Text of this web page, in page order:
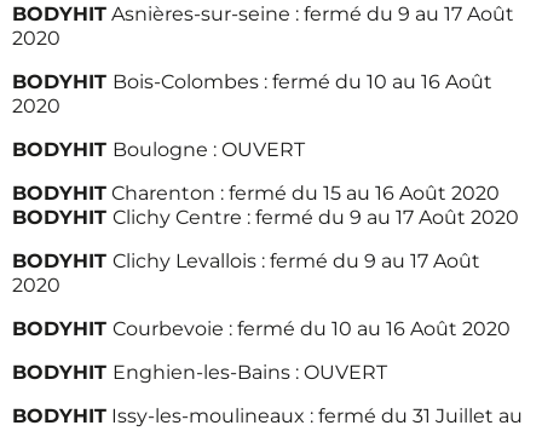
BODYHIT Asnières-sur-seine : fermé du 9 au 17 Août
2020
BODYHIT Bois-Colombes : fermé du 10 au 16 Août
2020
BODYHIT Boulogne : OUVERT
BODYHIT Charenton : fermé du 15 au 16 Août 2020
BODYHIT Clichy Centre : fermé du 9 au 17 Août 2020
BODYHIT Clichy Levallois : fermé du 9 au 17 Août
2020
BODYHIT Courbevoie : fermé du 10 au 16 Août 2020
BODYHIT Enghien-les-Bains : OUVERT
BODYHIT Issy-les-moulineaux : fermé du 31 Juillet au